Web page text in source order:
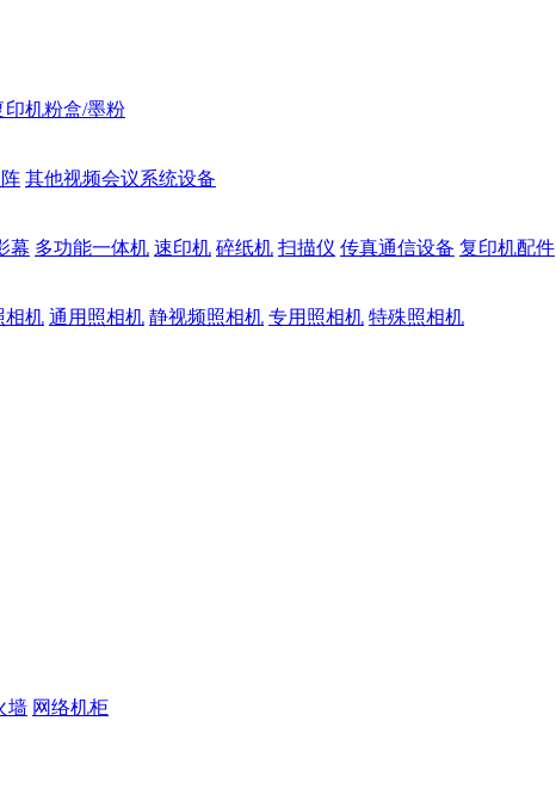
印机粉盒/墨粉
其他视频会议系统设备
幕 多功能一体机 速印机 碎纸机 扫描仪 传真通信设备 复印机配件
相机 通用照相机 静视频照相机 专用照相机 特殊照相机
墙 网络机柜